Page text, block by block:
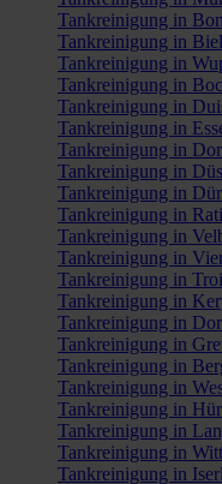
Tankreinigung in
Tankreinigung in
Tankreinigung in
Tankreinigung in
Tankreinigung in
Tankreinigung in
Tankreinigung in
Tankreinigung in
Tankreinigung in
Tankreinigung in
Tankreinigung in
Tankreinigung in
Tankreinigung in
Tankreinigung in
Tankreinigung in
Tankreinigung in
Tankreinigung in
Tankreinigung in
Tankreinigung in
Tankreinigung in
Tankreinigung in
Tankreinigung in